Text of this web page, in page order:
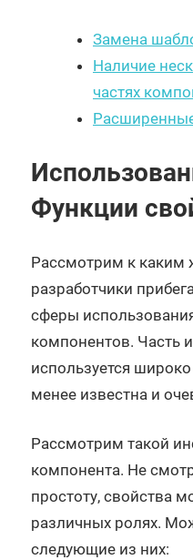
Замена
Наличие
частях
Функции
Рассмотрим к каким
разработчики
сферы
компонентов. Часть
используется
менее известна и
Рассмотрим такой
компонента. Не
простоту, свойства
различных ролях.
следующие из них: